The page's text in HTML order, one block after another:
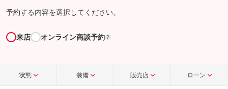
予約する内容を選択してください。
来店 オンライン商談予約 ?
状態 装備 販売店 ローン